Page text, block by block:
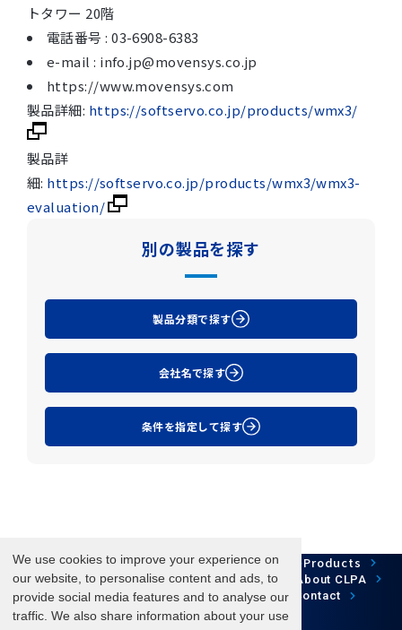
We use cookies to improve your experience on
our website, to personalise content and ads, to
provide social media features and to analyse our
traffic. We also share information about your use
トタワー 20階
電話番号 : 03-6908-6383
e-mail : info.jp@movensys.co.jp
https://www.movensys.com
製品詳細: https://softservo.co.jp/products/wmx3/
製品詳
細: https://softservo.co.jp/products/wmx3/wmx3-
evaluation/
別の製品を探す
製品分類で探す
会社名で探す
条件を指定して探す
HOME Network Technology Case Study Products
Downloads Development News/Events About CLPA
Update Information FAQ SiteMap Contact